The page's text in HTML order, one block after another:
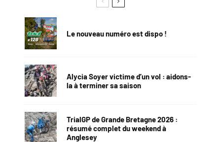
Le nouveau numéro est dispo !
Alycia Soyer victime d’un vol : aidons-
la à terminer sa saison
TrialGP de Grande Bretagne 2026 :
résumé complet du weekend à
Anglesey